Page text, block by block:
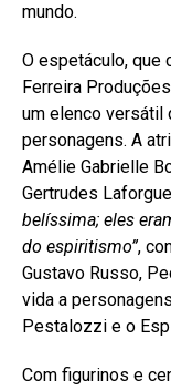
mundo.
O espetáculo, que
Ferreira
um elenco versátil
personagens. A
Amélie Gabrielle
Gertrudes
belíssima; eles
do espiritismo”,
Gustavo Russo,
vida a
Pestalozzi e o
Com figurinos e